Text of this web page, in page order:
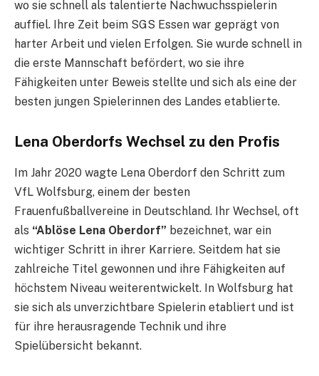
wo sie schnell als talentierte Nachwuchsspielerin
auffiel. Ihre Zeit beim SGS Essen war geprägt von
harter Arbeit und vielen Erfolgen. Sie wurde schnell in
die erste Mannschaft befördert, wo sie ihre
Fähigkeiten unter Beweis stellte und sich als eine der
besten jungen Spielerinnen des Landes etablierte.
Lena Oberdorfs Wechsel zu den Profis
Im Jahr 2020 wagte Lena Oberdorf den Schritt zum
VfL Wolfsburg, einem der besten
Frauenfußballvereine in Deutschland. Ihr Wechsel, oft
als “Ablöse Lena Oberdorf” bezeichnet, war ein
wichtiger Schritt in ihrer Karriere. Seitdem hat sie
zahlreiche Titel gewonnen und ihre Fähigkeiten auf
höchstem Niveau weiterentwickelt. In Wolfsburg hat
sie sich als unverzichtbare Spielerin etabliert und ist
für ihre herausragende Technik und ihre
Spielübersicht bekannt.